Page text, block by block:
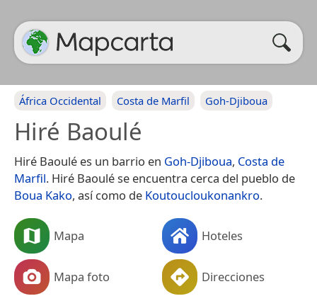
África Occidental Costa de Marfil Goh-Djiboua
Hiré Baoulé
Hiré Baoulé es un barrio en Goh-Djiboua, Costa de
Marfil. Hiré Baoulé se encuentra cerca del pueblo de
Boua Kako, así como de Koutoucloukonankro.
Mapa Hoteles
Mapa foto Direcciones